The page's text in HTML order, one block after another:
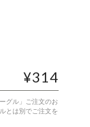
¥314
グル」ご注文のお
とは別でご注文を